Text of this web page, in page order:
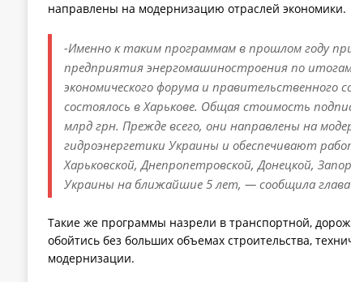
направлены на модернизацию отраслей экономики.
-Именно к таким программам в прошлом году
предприятия энергомашиностроения по
экономического форума и правительственного
состоялось в Харькове. Общая стоимость
млрд грн. Прежде всего, они направлены на
гидроэнергетики Украины и обеспечивают
Харьковской, Днепропетровской, Донецкой,
Украины на ближайшие 5 лет, — сообщила
Такие же программы назрели в транспортной,
обойтись без больших объемах строительства,
модернизации.